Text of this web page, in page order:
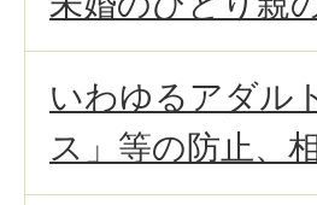
いわゆるアダル
ス」等の防止、